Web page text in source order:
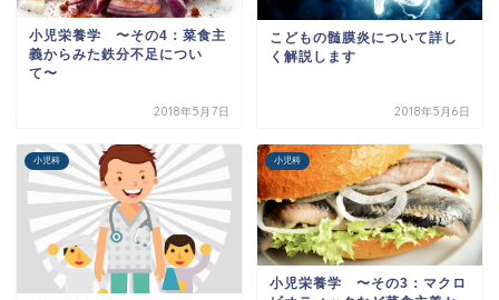
小児栄養学 〜その4：菜食主
義からみた鉄分不足につい
て〜
2018年5月7日
こどもの髄膜炎について詳し
く解説します
2018年5月6日
小児科 小児科
小児栄養学 〜その3：マクロ